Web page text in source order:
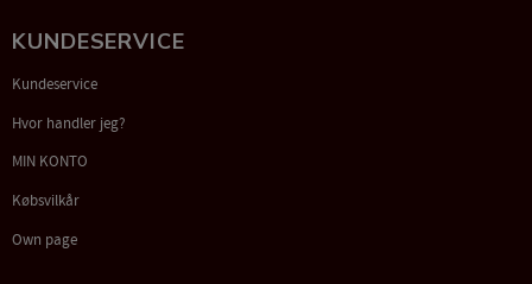
KUNDESERVICE
Kundeservice
Hvor handler jeg?
MIN KONTO
Købsvilkår
Own page